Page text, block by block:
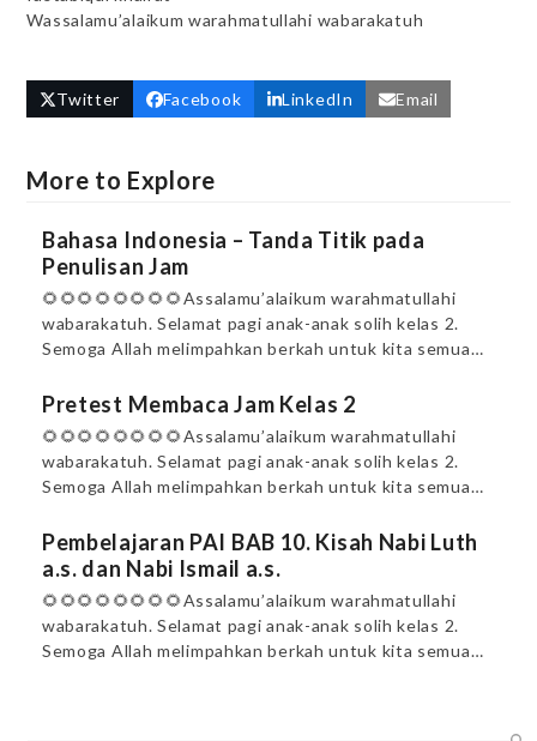
Wassalamu’alaikum warahmatullahi wabarakatuh
Twitter Facebook LinkedIn Email
More to Explore
Bahasa Indonesia – Tanda Titik pada
Penulisan Jam
🌻🌻🌻🌻🌻🌻🌻🌻Assalamu’alaikum warahmatullahi
wabarakatuh. Selamat pagi anak-anak solih kelas 2.
Semoga Allah melimpahkan berkah untuk kita semua…
Pretest Membaca Jam Kelas 2
🌻🌻🌻🌻🌻🌻🌻🌻Assalamu’alaikum warahmatullahi
wabarakatuh. Selamat pagi anak-anak solih kelas 2.
Semoga Allah melimpahkan berkah untuk kita semua…
Pembelajaran PAI BAB 10. Kisah Nabi Luth
a.s. dan Nabi Ismail a.s.
🌻🌻🌻🌻🌻🌻🌻🌻Assalamu’alaikum warahmatullahi
wabarakatuh. Selamat pagi anak-anak solih kelas 2.
Semoga Allah melimpahkan berkah untuk kita semua…